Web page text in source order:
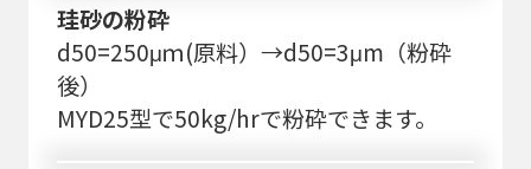
珪砂の粉砕
d50=250μｍ(原料）→d50=3μm（粉砕
後）
MYD25型で50kg/hrで粉砕できます。